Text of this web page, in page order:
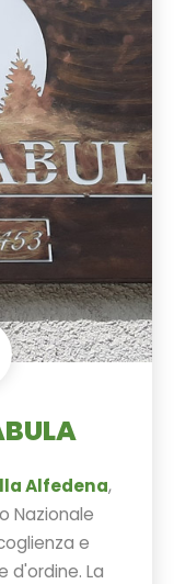
Alfedena,
Nazionale
e
d'ordine. La